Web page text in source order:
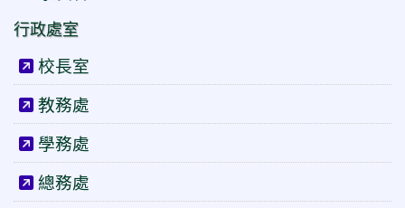
行政處室
校長室
教務處
學務處
總務處